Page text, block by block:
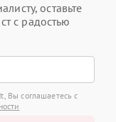
оставьте
с радостью
Вы соглашаетесь с